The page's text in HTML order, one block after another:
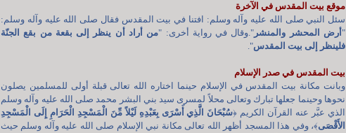
موقع بيت المقدس في الآخرة
سئل النبي صلى الله عليه وآله وسلم: افتنا في بيت المقدس فقال صلى الله عليه وآله وسلم:
" أرض المحشر والمنشر ".وقال في رواية أخرى: "من أراد أن ينظر إلى بقعة من بقع الجنّة
فلينظر إلى بيت المقدس".
بيت المقدس في صدر الإسلام
وبانت مكانة بيت المقدس في الإسلام حينما اختاره الله تعالى قبلة أولى للمسلمين يصلون
نحوها وحينما جعلها تبارك وتعالى محلاً لمسرى سيد بني البشر محمد صلى الله عليه وآله وسلم
الذي عبَّر عنه القرآن الكريم ﴿سُبْحَانَ الَّذِي أَسْرَى بِعَبْدِهِ لَيْلاً مِّنَ الْمَسْجِدِ الْحَرَامِ إِلَى الْمَسْجِدِ
الأَقْصَى﴾، وفي هذا المسجد أظهر الله تعالى مكانة نبي الإسلام صلى الله عليه وآله وسلم حيث